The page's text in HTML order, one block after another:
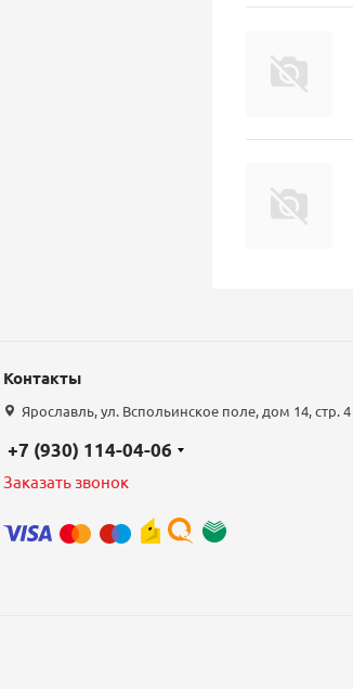
Контакты
Ярославль, ул. Вспольинское поле, дом 14, стр. 4
+7 (930) 114-04-06
Заказать звонок